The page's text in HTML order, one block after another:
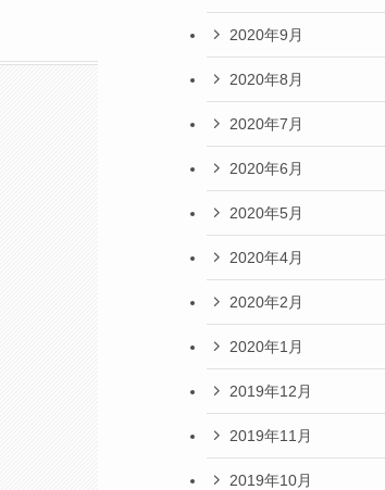
2020年9月
2020年8月
2020年7月
2020年6月
2020年5月
2020年4月
2020年2月
2020年1月
2019年12月
2019年11月
2019年10月